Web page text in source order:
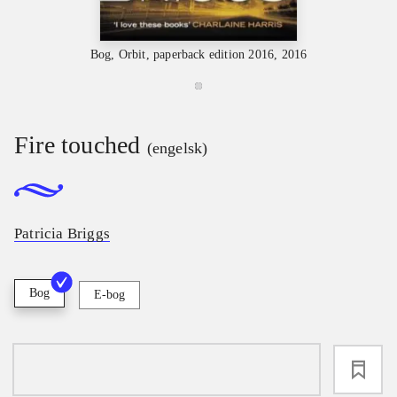
Bog, Orbit, paperback edition 2016, 2016
Fire touched (engelsk)
Patricia Briggs
Bog E-bog